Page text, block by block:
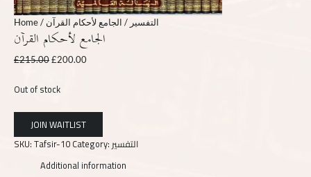
Home/ التفسير / الجامع لأحكام القرآن
الجامع لأحكام القرآن
£215.00£200.00
Out of stock
SKU:Tafsir-10Category:التفسير
Additional information